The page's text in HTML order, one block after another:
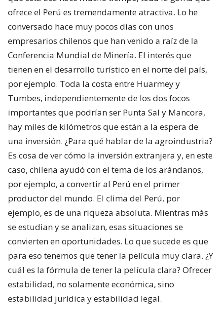
ofrece el Perú es tremendamente atractiva. Lo he
conversado hace muy pocos días con unos
empresarios chilenos que han venido a raíz de la
Conferencia Mundial de Minería. El interés que
tienen en el desarrollo turístico en el norte del país,
por ejemplo. Toda la costa entre Huarmey y
Tumbes, independientemente de los dos focos
importantes que podrían ser Punta Sal y Mancora,
hay miles de kilómetros que están a la espera de
una inversión. ¿Para qué hablar de la agroindustria?
Es cosa de ver cómo la inversión extranjera y, en este
caso, chilena ayudó con el tema de los arándanos,
por ejemplo, a convertir al Perú en el primer
productor del mundo. El clima del Perú, por
ejemplo, es de una riqueza absoluta. Mientras más
se estudian y se analizan, esas situaciones se
convierten en oportunidades. Lo que sucede es que
para eso tenemos que tener la película muy clara. ¿Y
cuál es la fórmula de tener la película clara? Ofrecer
estabilidad, no solamente económica, sino
estabilidad jurídica y estabilidad legal.